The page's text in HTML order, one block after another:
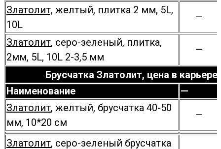
Златолит, желтый, плитка 2 мм, 5L,
10L
—
Златолит, серо-зеленый, плитка,
2мм, 5L, 10L 2-3,5 мм
—
Брусчатка Златолит, цена в карьере
Наименование
—
Златолит, желтый, брусчатка 40-50
мм, 10*20 см
—
Златолит, серо-зеленый брусчатка